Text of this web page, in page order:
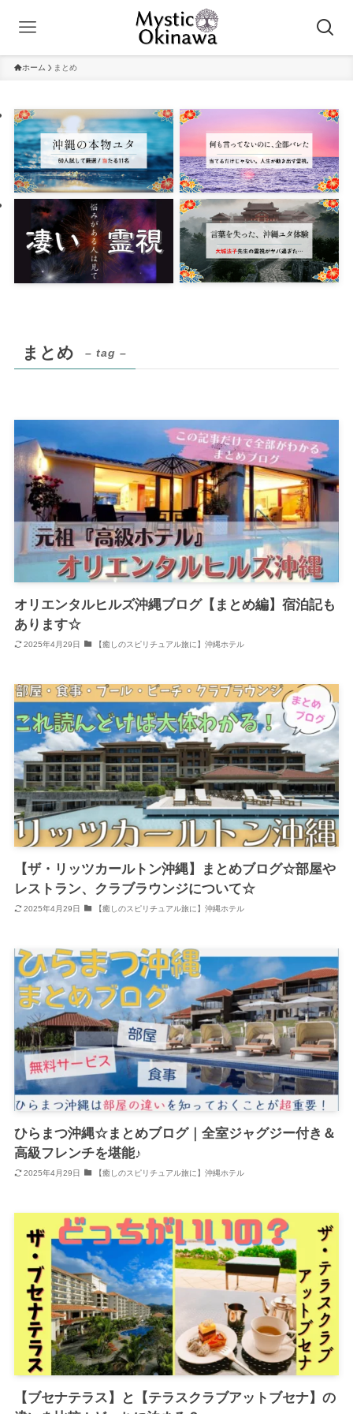
ホーム まとめ
まとめ – tag –
オリエンタルヒルズ沖縄ブログ【まとめ編】宿泊記も
あります☆
2025年4月29日 【癒しのスピリチュアル旅に】沖縄ホテル
【ザ・リッツカールトン沖縄】まとめブログ☆部屋や
レストラン、クラブラウンジについて☆
2025年4月29日 【癒しのスピリチュアル旅に】沖縄ホテル
ひらまつ沖縄☆まとめブログ｜全室ジャグジー付き＆
高級フレンチを堪能♪
2025年4月29日 【癒しのスピリチュアル旅に】沖縄ホテル
【ブセナテラス】と【テラスクラブアットブセナ】の